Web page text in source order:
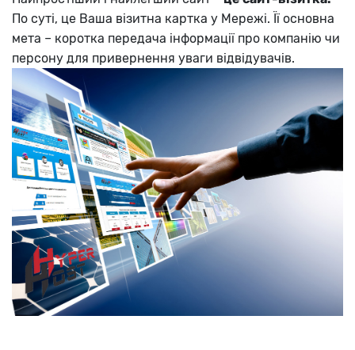
По суті, це Ваша візитна картка у Мережі. Її основна
мета – коротка передача інформації про компанію чи
персону для привернення уваги відвідувачів.